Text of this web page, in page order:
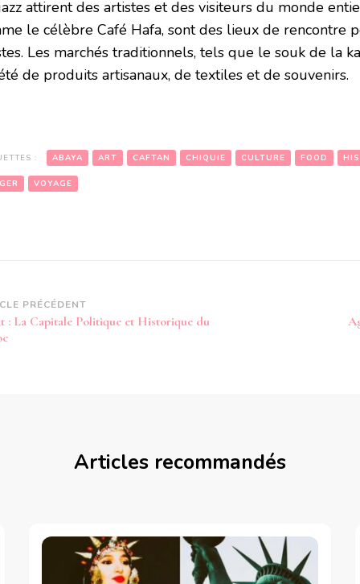
attirent des artistes et des visiteurs du monde
le célèbre Café Hafa, sont des lieux de rencontre
Les marchés traditionnels, tels que le souk de la
de produits artisanaux, de textiles et de souvenirs.
: ABAYA ART CAFTAN CHIQUIE CULTURE FOOD
VOYAGE
PRÉCÉDENT
: La Capitale Politique et Historique du
Articles recommandés